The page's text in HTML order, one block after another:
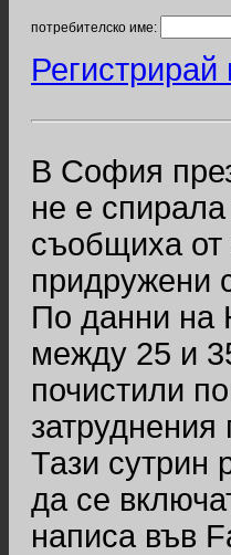
потребителско име:
Регистрирай
В София
не е
съобщиха от
придружени
По данни на
между 25 и
почистили
Тази сутрин
да се
написа във